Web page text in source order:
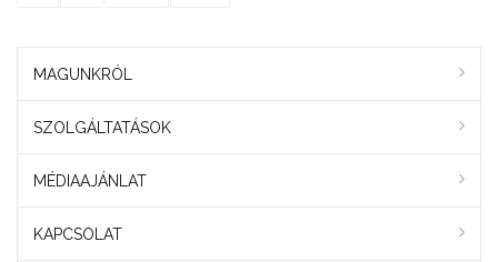
MAGUNKRÓL
SZOLGÁLTATÁSOK
MÉDIAAJÁNLAT
KAPCSOLAT